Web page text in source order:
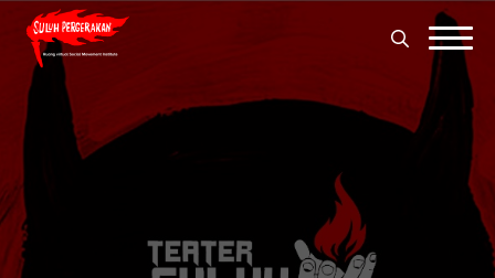
Search
for: